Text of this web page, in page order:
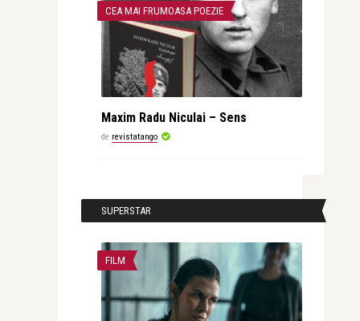
CEA MAI FRUMOASA POEZIE
Maxim Radu Niculai – Sens
de revistatango
SUPERSTAR
FILM